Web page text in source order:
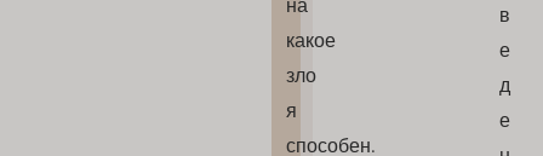
какое
зло
я
способен.
в
е
д
е